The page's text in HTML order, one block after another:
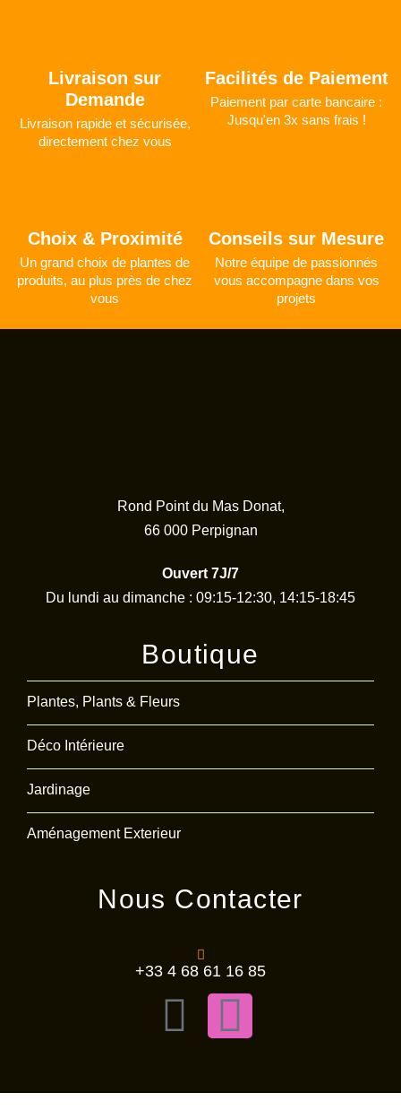
Livraison sur
Demande
Livraison rapide et sécurisée,
directement chez vous
Facilités de Paiement
Paiement par carte bancaire :
Jusqu'en 3x sans frais !
Choix & Proximité
Un grand choix de plantes de
produits, au plus près de chez
vous
Conseils sur Mesure
Notre équipe de passionnés
vous accompagne dans vos
projets
Rond Point du Mas Donat,
66 000 Perpignan
Ouvert 7J/7
Du lundi au dimanche : 09:15-12:30, 14:15-18:45
Boutique
Plantes, Plants & Fleurs
Déco Intérieure
Jardinage
Aménagement Exterieur
Nous Contacter
+33 4 68 61 16 85